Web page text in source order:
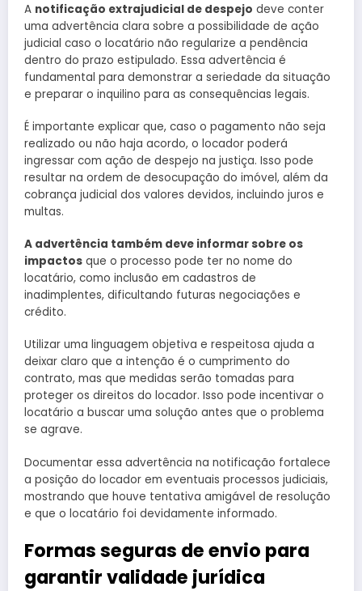
A notificação extrajudicial de despejo deve conter
uma advertência clara sobre a possibilidade de ação
judicial caso o locatário não regularize a pendência
dentro do prazo estipulado. Essa advertência é
fundamental para demonstrar a seriedade da situação
e preparar o inquilino para as consequências legais.
É importante explicar que, caso o pagamento não seja
realizado ou não haja acordo, o locador poderá
ingressar com ação de despejo na justiça. Isso pode
resultar na ordem de desocupação do imóvel, além da
cobrança judicial dos valores devidos, incluindo juros e
multas.
A advertência também deve informar sobre os
impactos que o processo pode ter no nome do
locatário, como inclusão em cadastros de
inadimplentes, dificultando futuras negociações e
crédito.
Utilizar uma linguagem objetiva e respeitosa ajuda a
deixar claro que a intenção é o cumprimento do
contrato, mas que medidas serão tomadas para
proteger os direitos do locador. Isso pode incentivar o
locatário a buscar uma solução antes que o problema
se agrave.
Documentar essa advertência na notificação fortalece
a posição do locador em eventuais processos judiciais,
mostrando que houve tentativa amigável de resolução
e que o locatário foi devidamente informado.
Formas seguras de envio para
garantir validade jurídica